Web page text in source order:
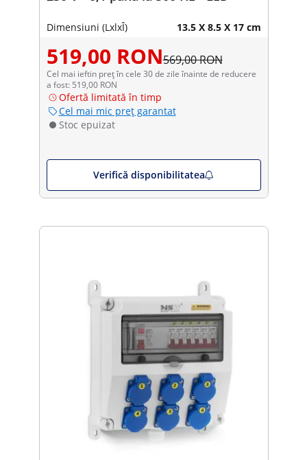
Dimensiuni (LxlxÎ) 13.5 X 8.5 X 17 cm
519,00 RON569,00 RON
Cel mai ieftin preț în cele 30 de zile înainte de reducere
a fost: 519,00 RON
Ofertă limitată în timp
Cel mai mic preț garantat
Stoc epuizat
Verifică disponibilitatea